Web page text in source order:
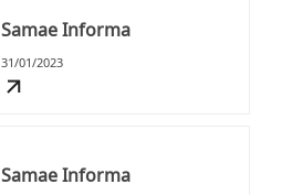
Samae Informa
31/01/2023
Samae Informa